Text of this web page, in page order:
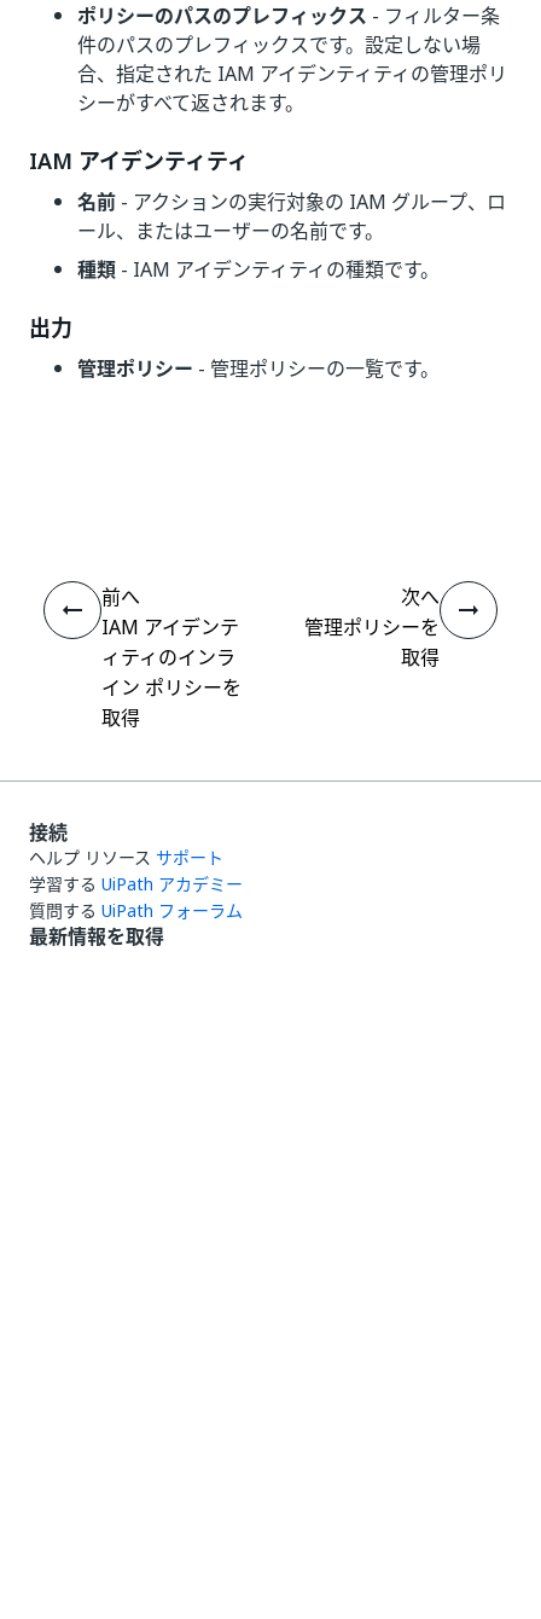
ポリシーのパスのプレフィックス - フィルター条
件のパスのプレフィックスです。設定しない場
合、指定された IAM アイデンティティの管理ポリ
シーがすべて返されます。
IAM アイデンティティ
名前 - アクションの実行対象の IAM グループ、ロ
ール、またはユーザーの名前です。
種類 - IAM アイデンティティの種類です。
出力
管理ポリシー - 管理ポリシーの一覧です。
前へ
IAM アイデンテ
ィティのインラ
イン ポリシーを
取得
次へ
管理ポリシーを
取得
接続
ヘルプ リソース サポート
学習する UiPath アカデミー
質問する UiPath フォーラム
最新情報を取得